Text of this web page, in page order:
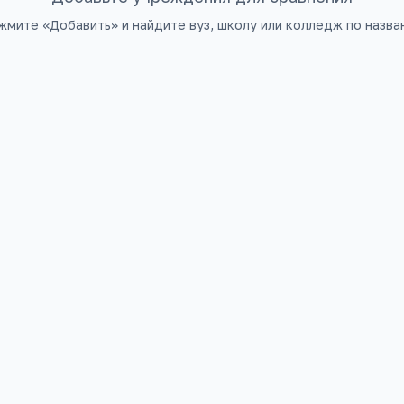
«Добавить» и найдите вуз, школу или колледж по